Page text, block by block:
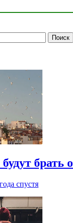
брать
спустя